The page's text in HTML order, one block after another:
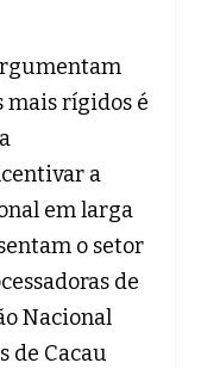
mais rígidos é
a
em larga
o setor
de
Nacional
de Cacau